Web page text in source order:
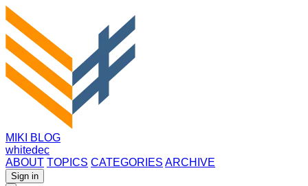
MIKI BLOG
whitedec
ABOUT TOPICS CATEGORIES ARCHIVE
Sign in